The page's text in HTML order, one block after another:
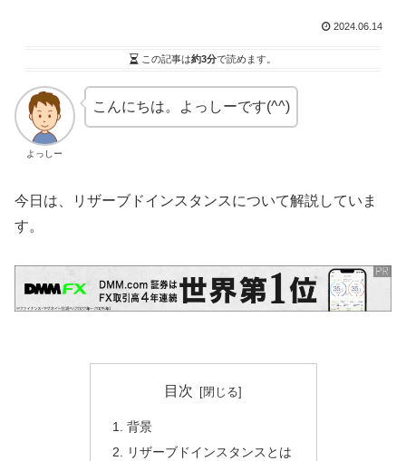
2024.06.14
この記事は約3分で読めます。
よっしー
こんにちは。よっしーです(^^)
今日は、リザーブドインスタンスについて解説していま
す。
目次
背景
リザーブドインスタンスとは